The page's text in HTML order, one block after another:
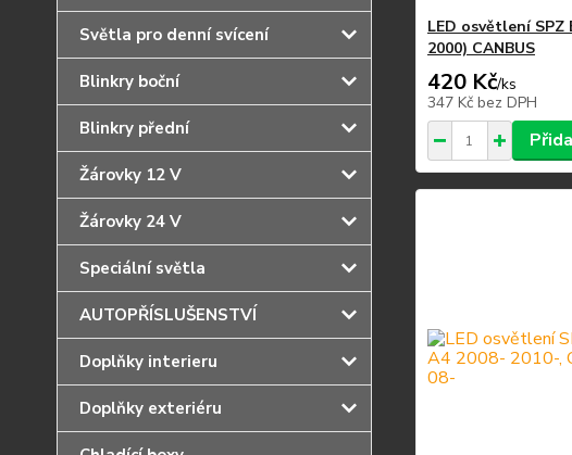
Světla pro denní svícení
Blinkry boční
Blinkry přední
Žárovky 12 V
Žárovky 24 V
Speciální světla
AUTOPŘÍSLUŠENSTVÍ
Doplňky interieru
Doplňky exteriéru
LED osvětlení SPZ
2000) CANBUS
420 Kč/ks
347 Kč bez DPH